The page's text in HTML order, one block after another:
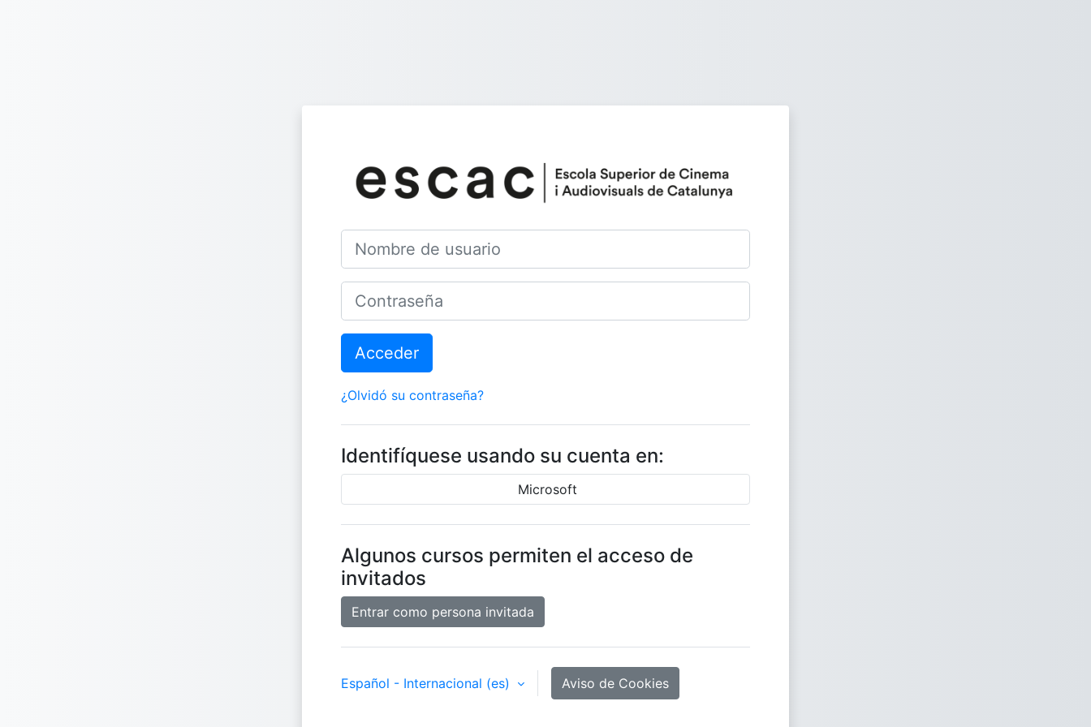
Entrar a Campus Virtual
Nombre de usuario
Contraseña
Acceder
¿Olvidó su contraseña?
Identifíquese usando su cuenta en:
Microsoft
Algunos cursos permiten el acceso de
invitados
Entrar como persona invitada
Español - Internacional ‎(es)‎ Aviso de Cookies